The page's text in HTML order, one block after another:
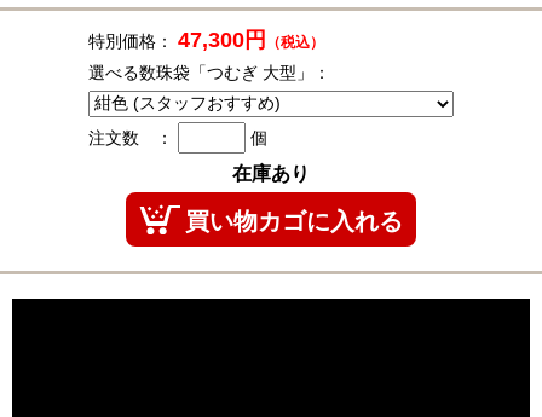
特別価格： 47,300円 （税込）
選べる数珠袋「つむぎ 大型」：
注文数 ： 個
在庫あり